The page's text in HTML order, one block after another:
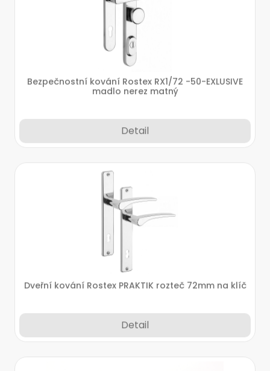
Bezpečnostní kování Rostex RX1/72 -50-EXLUSIVE
madlo nerez matný
Detail
Dveřní kování Rostex PRAKTIK rozteč 72mm na klíč
Detail